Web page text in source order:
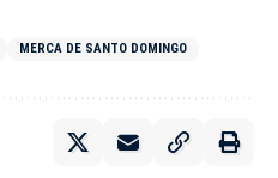
MERCA DE SANTO DOMINGO